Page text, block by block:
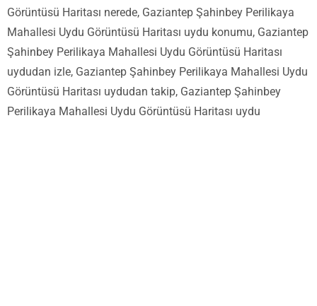
Görüntüsü Haritası nerede, Gaziantep Şahinbey Perilikaya
Mahallesi Uydu Görüntüsü Haritası uydu konumu, Gaziantep
Şahinbey Perilikaya Mahallesi Uydu Görüntüsü Haritası
uydudan izle, Gaziantep Şahinbey Perilikaya Mahallesi Uydu
Görüntüsü Haritası uydudan takip, Gaziantep Şahinbey
Perilikaya Mahallesi Uydu Görüntüsü Haritası uydu